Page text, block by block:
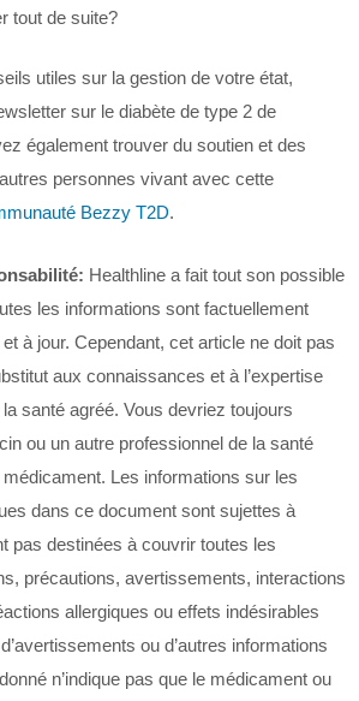
tout de suite?
utiles sur la gestion de votre état,
sur le diabète de type 2 de
également trouver du soutien et des
personnes vivant avec cette
Bezzy T2D.
Healthline a fait tout son possible
les informations sont factuellement
à jour. Cependant, cet article ne doit pas
aux connaissances et à l’expertise
la santé agréé. Vous devriez toujours
ou un autre professionnel de la santé
Les informations sur les
dans ce document sont sujettes à
pas destinées à couvrir toutes les
précautions, avertissements, interactions
allergiques ou effets indésirables
ou d’autres informations
n’indique pas que le médicament ou